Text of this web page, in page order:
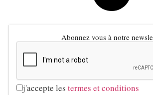
Abonnez vous à notre
j'accepte les termes et conditions